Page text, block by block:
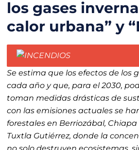
los gases
calor urbana” y
Se estima que los efectos de
cada año y que, para el 2030,
toman medidas drásticas de
con las emisiones actuales se
forestales en Berriozábal,
Tuxtla Gutiérrez, donde la